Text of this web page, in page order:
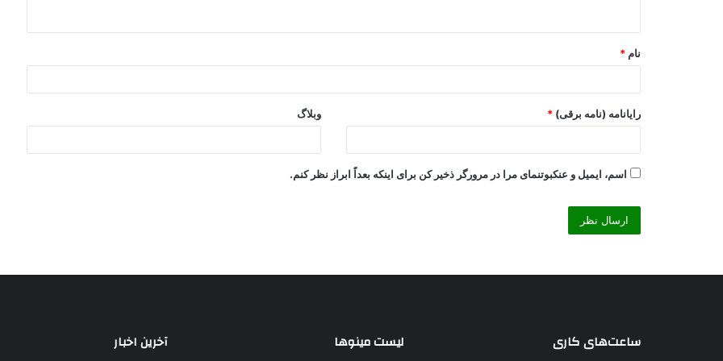
*
نام *
رایانامه (نامه برقی) * وبلاگ
اسم، ایمیل و عنکبوتنمای مرا در مرورگر ذخیر کن برای اینکه بعداً ابراز نظر کنم.
ساعت‌های کاری لیست مینوها آخرین اخبار